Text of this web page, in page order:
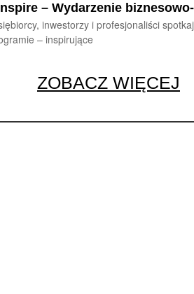
– Wydarzenie
inwestorzy i profesjonaliści
– inspirujące
ZOBACZ WIĘCEJ